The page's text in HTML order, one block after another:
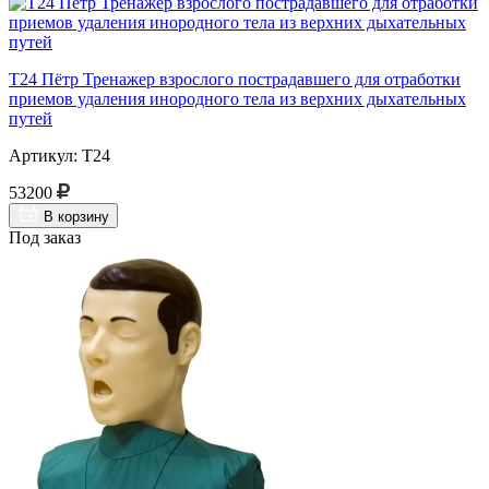
Т24 Пётр Тренажер взрослого пострадавшего для отработки
приемов удаления инородного тела из верхних дыхательных
путей
Артикул: Т24
53200
В корзину
Под заказ